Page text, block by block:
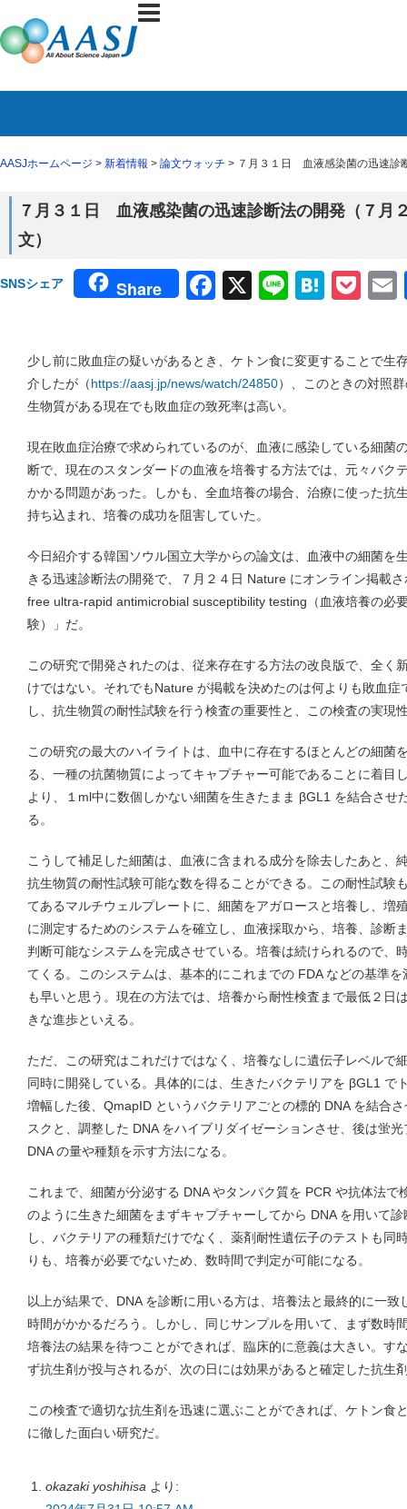
AASJホームページ > 新着情報 > 論文ウォッチ > ７月３１日 血液感染菌の迅速診
７月３１日 血液感染菌の迅速診断法の開発（７月
文）
SNSシェア Share Facebook
X Line
少し前に敗血症の疑いがあるとき、ケトン食に変更することで生
介したが（https://aasj.jp/news/watch/24850）、このときの対照
生物質がある現在でも敗血症の致死率は高い。
現在敗血症治療で求められているのが、血液に感染している細菌
断で、現在のスタンダードの血液を培養する方法では、元々バク
かかる問題があった。しかも、全血培養の場合、治療に使った抗
持ち込まれ、培養の成功を阻害していた。
今日紹介する韓国ソウル国立大学からの論文は、血液中の細菌を
きる迅速診断法の開発で、７月２４日 Nature にオンライン掲載
free ultra-rapid antimicrobial susceptibility testing（血液培養の必
験）」だ。
この研究で開発されたのは、従来存在する方法の改良版で、全く
けではない。それでもNature が掲載を決めたのは何よりも敗血
し、抗生物質の耐性試験を行う検査の重要性と、この検査の実現
この研究の最大のハイライトは、血中に存在するほとんどの細菌
る、一種の抗菌物質によってキャプチャー可能であることに着目
より、１ml中に数個しかない細菌を生きたまま βGL1 を結合させ
る。
こうして補足した細菌は、血液に含まれる成分を除去したあと、
抗生物質の耐性試験可能な数を得ることができる。この耐性試験
てあるマルチウェルプレートに、細菌をアガロースと培養し、増
に測定するためのシステムを確立し、血液採取から、培養、診断
判断可能なシステムを完成させている。培養は続けられるので、
てくる。このシステムは、基本的にこれまでの FDA などの基準
も早いと思う。現在の方法では、培養から耐性検査まで最低２日
きな進歩といえる。
ただ、この研究はこれだけではなく、培養なしに遺伝子レベルで
同時に開発している。具体的には、生きたバクテリアを βGL1 で
増幅した後、QmapID というバクテリアごとの標的 DNA を結合
スクと、調整した DNA をハイブリダイゼーションさせ、後は蛍
DNA の量や種類を示す方法になる。
これまで、細菌が分泌する DNA やタンパク質を PCR や抗体法
のように生きた細菌をまずキャプチャーしてから DNA を用いて
し、バクテリアの種類だけでなく、薬剤耐性遺伝子のテストも同
りも、培養が必要でないため、数時間で判定が可能になる。
以上が結果で、DNA を診断に用いる方は、培養法と最終的に一
時間がかかるだろう。しかし、同じサンプルを用いて、まず数時
培養法の結果を待つことができれば、臨床的に意義は大きい。す
ず抗生剤が投与されるが、次の日には効果があると確定した抗生
この検査で適切な抗生剤を迅速に選ぶことができれば、ケトン食
に徹した面白い研究だ。
okazaki yoshihisa より: